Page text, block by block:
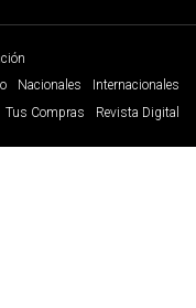
Nacionales
Internacionales
Tus Compras Revista Digital